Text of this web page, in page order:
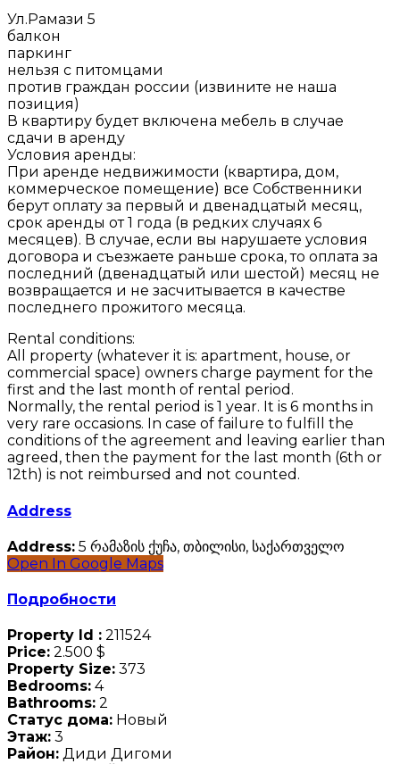
Ул.Рамази 5
балкон
паркинг
нельзя с питомцами
против граждан россии (извините не наша
позиция)
В квартиру будет включена мебель в случае
сдачи в аренду
Условия аренды:
При аренде недвижимости (квартира, дом,
коммерческое помещение) все Собственники
берут оплату за первый и двенадцатый месяц,
срок аренды от 1 года (в редких случаях 6
месяцев). В случае, если вы нарушаете условия
договора и съезжаете раньше срока, то оплата за
последний (двенадцатый или шестой) месяц не
возвращается и не засчитывается в качестве
последнего прожитого месяца.
Rental conditions:
All property (whatever it is: apartment, house, or
commercial space) owners charge payment for the
first and the last month of rental period.
Normally, the rental period is 1 year. It is 6 months in
very rare occasions. In case of failure to fulfill the
conditions of the agreement and leaving earlier than
agreed, then the payment for the last month (6th or
12th) is not reimbursed and not counted.
Address
Address: 5 რამაზის ქუჩა, თბილისი, საქართველო
Open In Google Maps
Подробности
Property Id : 211524
Price: 2.500 $
Property Size: 373
Bedrooms: 4
Bathrooms: 2
Статус дома: Новый
Этаж: 3
Район: Диди Дигоми